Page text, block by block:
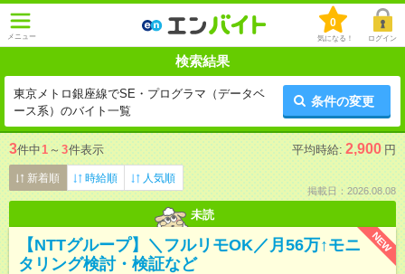
メニュー
0
気になる！ ログイン
検索結果
東京メトロ銀座線でSE・プログラマ（データベ
ース系）のバイト一覧
条件の変更
3件中1 ～ 3件表示 平均時給: 2,900 円
新着順 時給順 人気順
掲載日：2026.08.08
未読
NEW
【NTTグループ】＼フルリモOK／月56万↑モニ
タリング検討・検証など